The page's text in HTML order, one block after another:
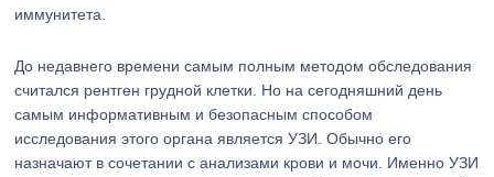
иммунитета.
До недавнего времени самым полным методом обследования
считался рентген грудной клетки. Но на сегодняшний день
самым информативным и безопасным способом
исследования этого органа является УЗИ. Обычно его
назначают в сочетании с анализами крови и мочи. Именно УЗИ